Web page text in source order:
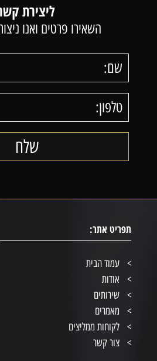
ליצירת
השאירו פרטים ואנו
תפריט אתר:
עמוד הבית
אודות
שירותים
מאמרים
לקוחות ממליצים
צור קשר